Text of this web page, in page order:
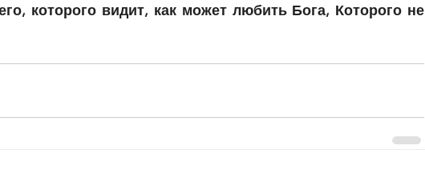
которого видит, как может любить Бога, Которого не